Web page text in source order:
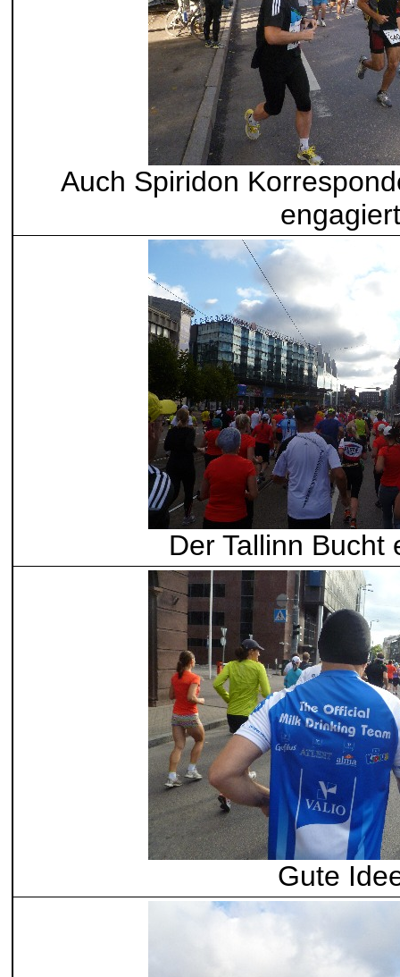
Auch Spiridon
engagiert
Der Tallinn Bucht
Gute